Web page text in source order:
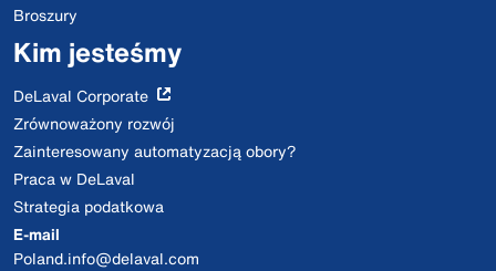
Broszury
Kim jesteśmy
DeLaval Corporate
Zrównoważony rozwój
Zainteresowany automatyzacją obory?
Praca w DeLaval
Strategia podatkowa
E-mail
Poland.info@delaval.com